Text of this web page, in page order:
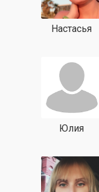
Настасья
Юлия